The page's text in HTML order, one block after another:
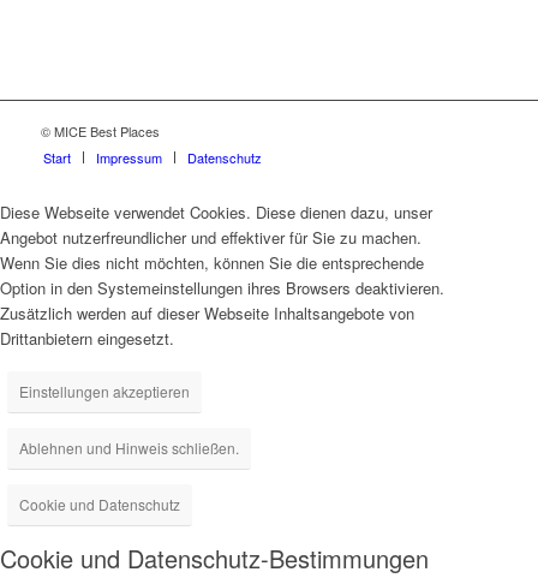
© MICE Best Places
Start
Impressum Datenschutz
Diese Webseite verwendet Cookies. Diese dienen dazu, unser
Angebot nutzerfreundlicher und effektiver für Sie zu machen.
Wenn Sie dies nicht möchten, können Sie die entsprechende
Option in den Systemeinstellungen ihres Browsers deaktivieren.
Zusätzlich werden auf dieser Webseite Inhaltsangebote von
Drittanbietern eingesetzt.
Einstellungen akzeptieren
Ablehnen und Hinweis schließen.
Cookie und Datenschutz
Cookie und Datenschutz-Bestimmungen